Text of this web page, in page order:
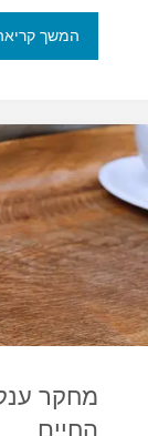
המשך
מחקר
החיים